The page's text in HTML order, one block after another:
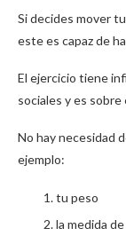
Si decides mover
este es capaz de
El ejercicio tiene
sociales y es
No hay necesidad
ejemplo:
tu peso
la medida